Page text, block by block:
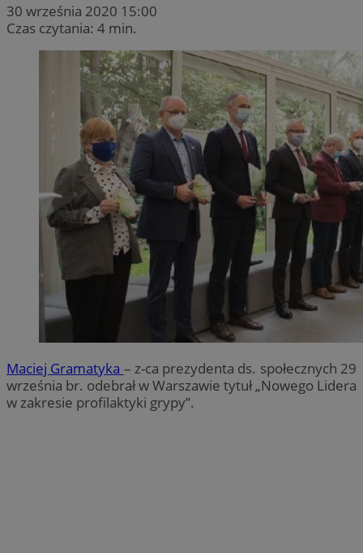
30 września 2020 15:00
Czas czytania: 4 min.
Maciej Gramatyka – z-ca prezydenta ds. społecznych 29
września br. odebrał w Warszawie tytuł „Nowego Lidera
w zakresie profilaktyki grypy”.